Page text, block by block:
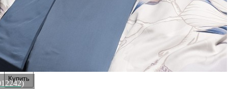
Рассказать друзьям!
Купить Простыня тенсель синяя 270*280 (TT-00012242)
Артикул:
В наличии
7 400 ₽ 3 700
Up
Купить